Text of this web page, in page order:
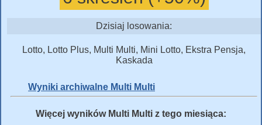
Dzisiaj losowania:
Lotto, Lotto Plus, Multi Multi, Mini Lotto, Ekstra Pensja,
Kaskada
Wyniki archiwalne Multi Multi
Więcej wyników Multi Multi z tego miesiąca: